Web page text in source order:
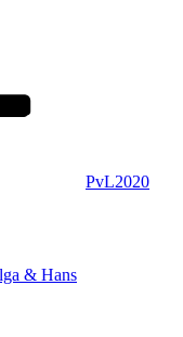
PvL2020
& Hans